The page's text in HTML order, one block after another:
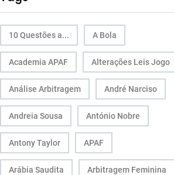
10 Questões a... A Bola
Academia APAF Alterações Leis Jogo
Análise Arbitragem André Narciso
Andreia Sousa António Nobre
Antony Taylor APAF
Arábia Saudita Arbitragem Feminina